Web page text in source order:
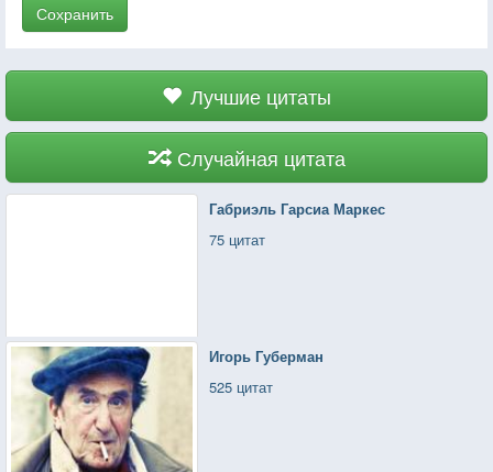
Сохранить
Лучшие цитаты
Случайная цитата
Габриэль Гарсиа Маркес
75 цитат
Игорь Губерман
525 цитат